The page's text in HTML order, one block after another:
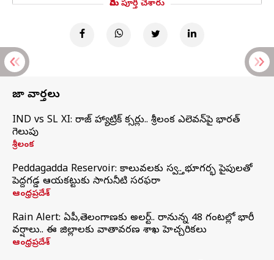
మీరు పూర్తి చేశారు
తాజా వార్తలు
IND vs SL XI: సిరాజ్‌ హ్యాట్రిక్‌ సిక్సర్లు.. శ్రీలంక ఎలెవన్‌పై భారత్‌
గెలుపు
శ్రీలంక
Peddagadda Reservoir: కాలువలకు స్వస్తి.. భూగర్భ పైపులతో
పెద్దగడ్డ ఆయకట్టుకు సాగునీటి సరఫరా
ఆంధ్రప్రదేశ్
Rain Alert: ఏపీ,తెలంగాణకు అలర్ట్.. రానున్న 48 గంటల్లో భారీ
వర్షాలు.. ఈ జిల్లాలకు వాతావరణ శాఖ హెచ్చరికలు
ఆంధ్రప్రదేశ్